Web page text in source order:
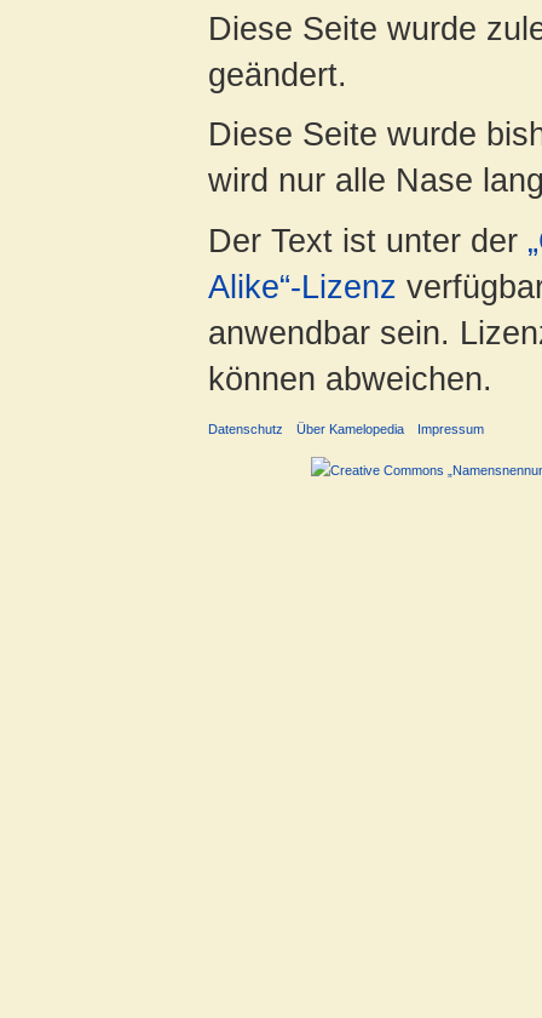
Diese Seite wurde
geändert.
Diese Seite wurde
wird nur alle Nase
Der Text ist unter der
Alike“-Lizenz
anwendbar sein.
können abweichen.
Datenschutz Über Kamelopedia Impressum